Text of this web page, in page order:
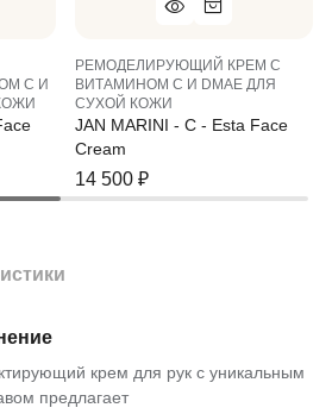
С И
РЕМОДЕЛИРУЮЩИЙ КРЕМ С
ВИТАМИНОМ С И DMAE ДЛЯ
СУХОЙ КОЖИ
JAN MARINI - C - Esta Face
Cream
14 500 ₽
крем для рук с уникальным
предлагает